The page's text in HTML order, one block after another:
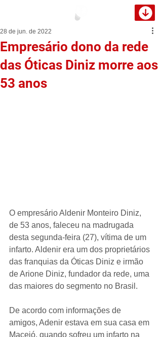
Empresário dono da rede
das Óticas Diniz morre aos
53 anos
28 de jun. de 2022
O empresário Aldenir Monteiro Diniz,
de 53 anos, faleceu na madrugada
desta segunda-feira (27), vítima de um
infarto. Aldenir era um dos proprietários
das franquias da Óticas Diniz e irmão
de Arione Diniz, fundador da rede, uma
das maiores do segmento no Brasil.
De acordo com informações de
amigos, Adenir estava em sua casa em
Maceió, quando sofreu um infarto na